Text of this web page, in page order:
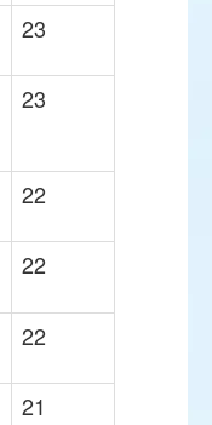
23
23
22
22
22
21